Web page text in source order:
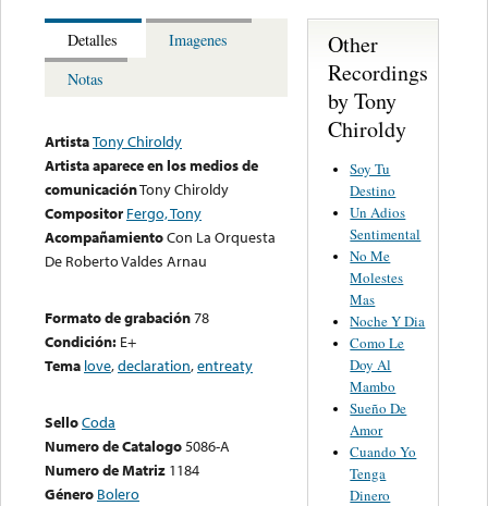
Detalles
Imagenes
Notas
ArtistaTony Chiroldy
Artista aparece en los medios de
comunicaciónTony Chiroldy
Compositor Fergo, Tony
AcompañamientoCon La Orquesta
De Roberto Valdes Arnau
Formato de grabación78
Condición: E+
Tema love,declaration,entreaty
SelloCoda
Numero de Catalogo5086-A
Numero de Matriz 1184
Género Bolero
Other
Recordings
by Tony
Chiroldy
Soy Tu
Destino
Un Adios
Sentimental
No Me
Molestes
Mas
Noche Y Dia
Como Le
Doy Al
Mambo
Sueño De
Amor
Cuando Yo
Tenga
Dinero